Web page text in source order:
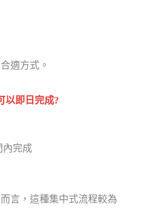
適方式。
以即日完成?
內完成
言，這種集中式流程較為